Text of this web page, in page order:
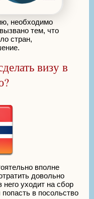
необходимо
тем, что
стран,
визу в
вполне
довольно
уходит на сбор
в посольство